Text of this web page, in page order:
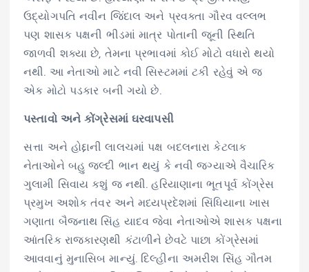
ઉદ્યોગપતિ નવીન જિંદાલ અને પ્રવક્તા ગૌરવ વલ્લભ
પણ શાસક પક્ષની ભીડમાં માત્ર પોતાની જૂની સ્થિતિ
જાળવી શક્યા છે, તેમના પ્રભાવમાં કોઈ મોટો વધારો થયો
નથી. આ નેતાઓ માટે નવી સિસ્ટમમાં ટકી રહેવું એ જ
એક મોટો પડકાર બની ગયો છે.
પસ્તાવો અને કોંગ્રેસમાં ઘરવાપસી
સત્તા અને હોદ્દાની લાલચમાં પક્ષ બદલનારા કેટલાક
નેતાઓને બહુ જલ્દી ભાન થયું કે નવી જગ્યાએ વૈચારિક
ગુલામી સિવાય કશું જ નથી. હરિયાણાના ભૂતપૂર્વ કોંગ્રેસ
પ્રમુખ અશોક તંવર અને મધ્યપ્રદેશમાં સિંધિયાના ખાસ
ગણાતા બૈજનાથ સિંહ યાદવ જેવા નેતાઓએ શાસક પક્ષના
આંતરિક રાજકારણથી કંટાળીને છેવટે પાછા કોંગ્રેસમાં
આવવાનું મુનાસિબ માન્યું. દિલ્હીના અમરીશ સિંહ ગૌતમ